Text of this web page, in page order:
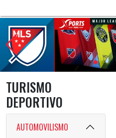
TURISMO
DEPORTIVO
AUTOMOVILISMO